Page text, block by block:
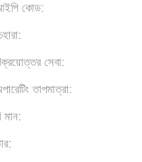
কোড:
সেবা:
তাপমাত্রা:
মান: